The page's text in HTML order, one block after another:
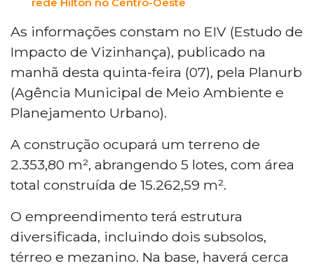
empresários.
As informações constam no EIV (Estudo de
Impacto de Vizinhança), publicado na
manhã desta quinta-feira (07), pela Planurb
(Agência Municipal de Meio Ambiente e
Planejamento Urbano).
A construção ocupará um terreno de
2.353,80 m², abrangendo 5 lotes, com área
total construída de 15.262,59 m².
O empreendimento terá estrutura
diversificada, incluindo dois subsolos,
térreo e mezanino. Na base, haverá cerca